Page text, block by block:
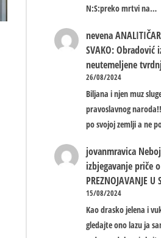
N:S:preko mrtvi na…
nevena
SVAKO: Obradović
neutemeljene
26/08/2024
Biljana i njen muz
pravoslavnog
po svojoj zemlji a ne
jovanmravica
izbjegavanje priče
PREZNOJAVANJE U
15/08/2024
Kao drasko jelena i
gledajte ono lazu ja